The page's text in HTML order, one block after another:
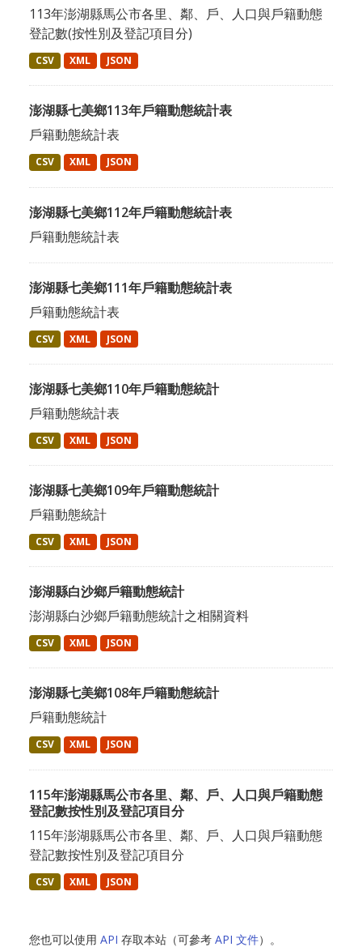
113年澎湖縣馬公市各里、鄰、戶、人口與戶籍動態
登記數(按性別及登記項目分)
CSV XML JSON
澎湖縣七美鄉113年戶籍動態統計表
戶籍動態統計表
CSV XML JSON
澎湖縣七美鄉112年戶籍動態統計表
戶籍動態統計表
澎湖縣七美鄉111年戶籍動態統計表
戶籍動態統計表
CSV XML JSON
澎湖縣七美鄉110年戶籍動態統計
戶籍動態統計表
CSV XML JSON
澎湖縣七美鄉109年戶籍動態統計
戶籍動態統計
CSV XML JSON
澎湖縣白沙鄉戶籍動態統計
澎湖縣白沙鄉戶籍動態統計之相關資料
CSV XML JSON
澎湖縣七美鄉108年戶籍動態統計
戶籍動態統計
CSV XML JSON
115年澎湖縣馬公市各里、鄰、戶、人口與戶籍動態
登記數按性別及登記項目分
115年澎湖縣馬公市各里、鄰、戶、人口與戶籍動態
登記數按性別及登記項目分
CSV XML JSON
您也可以使用 API 存取本站（可參考 API 文件）。